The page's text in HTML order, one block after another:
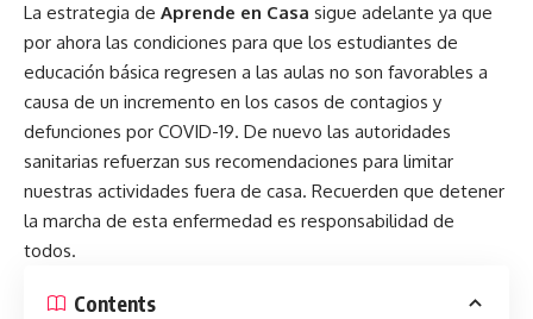
La estrategia de Aprende en Casa sigue adelante ya que
por ahora las condiciones para que los estudiantes de
educación básica regresen a las aulas no son favorables a
causa de un incremento en los casos de contagios y
defunciones por COVID-19. De nuevo las autoridades
sanitarias refuerzan sus recomendaciones para limitar
nuestras actividades fuera de casa. Recuerden que detener
la marcha de esta enfermedad es responsabilidad de
todos.
Contents